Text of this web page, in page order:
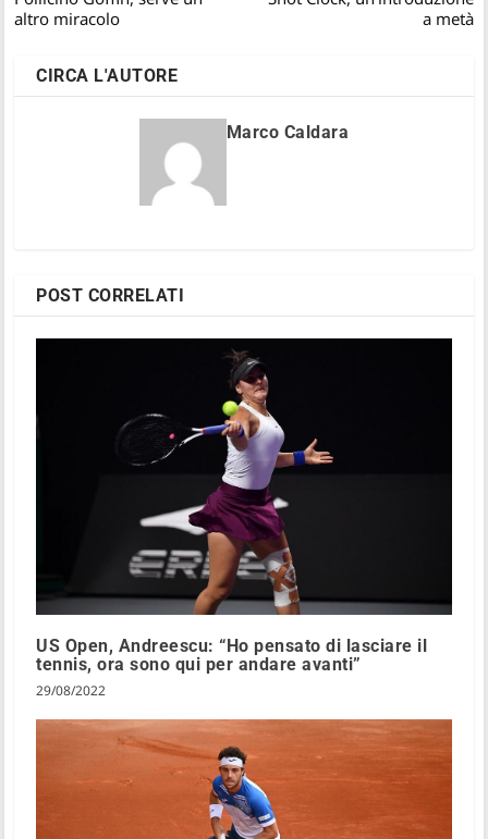
altro miracolo
a metà
CIRCA L'AUTORE
Marco Caldara
POST CORRELATI
US Open, Andreescu: “Ho pensato di lasciare il
tennis, ora sono qui per andare avanti”
29/08/2022